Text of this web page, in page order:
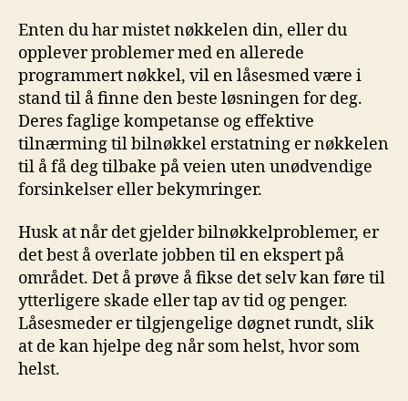
Enten du har mistet nøkkelen din, eller du
opplever ​problemer ⁤med en allerede ​
programmert nøkkel,⁣ vil en låsesmed være ⁣i
stand til å finne den beste ⁤løsningen for ‍deg.
⁣Deres faglige kompetanse og effektive
tilnærming til bilnøkkel ‍erstatning er nøkkelen
⁢til⁢ å få​ deg ‌tilbake på veien​ uten unødvendige
forsinkelser eller bekymringer.
Husk at når det gjelder ⁤bilnøkkelproblemer, er‍
det best⁣ å overlate jobben til ⁤en ekspert på‍
området. Det å prøve å fikse det selv‍ kan føre til
ytterligere skade eller tap av ⁣tid og ⁢penger.
Låsesmeder ⁤er ⁤tilgjengelige døgnet rundt, slik
at de ​kan hjelpe deg når ⁤som helst, hvor som
helst.